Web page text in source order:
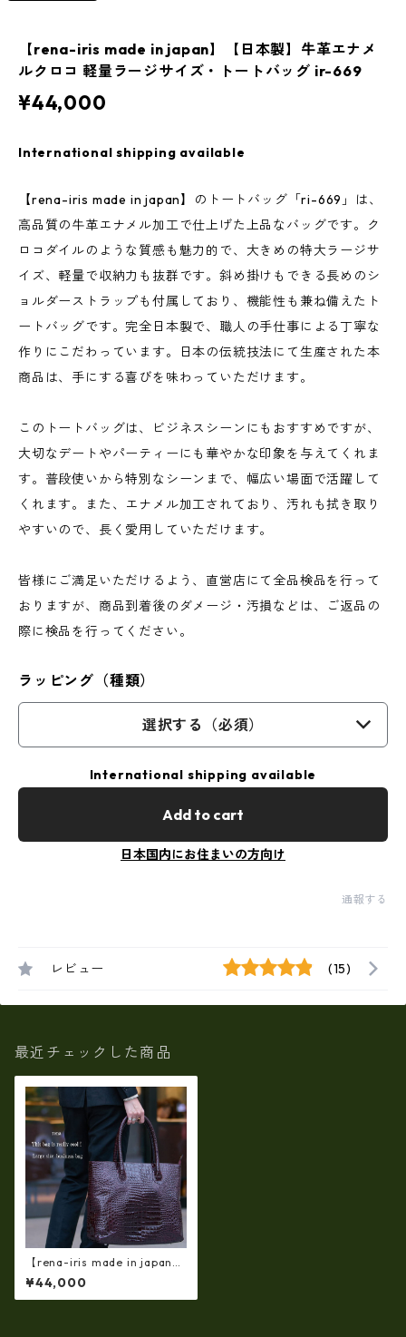
【rena-iris made in japan】【日本製】牛革エナメ
ルクロコ 軽量ラージサイズ・トートバッグ ir-669
¥44,000
International shipping available
【rena-iris made in japan】のトートバッグ「ri-669」は、
高品質の牛革エナメル加工で仕上げた上品なバッグです。ク
ロコダイルのような質感も魅力的で、大きめの特大ラージサ
イズ、軽量で収納力も抜群です。斜め掛けもできる長めのシ
ョルダーストラップも付属しており、機能性も兼ね備えたト
ートバッグです。完全日本製で、職人の手仕事による丁寧な
作りにこだわっています。日本の伝統技法にて生産された本
商品は、手にする喜びを味わっていただけます。
このトートバッグは、ビジネスシーンにもおすすめですが、
大切なデートやパーティーにも華やかな印象を与えてくれま
す。普段使いから特別なシーンまで、幅広い場面で活躍して
くれます。また、エナメル加工されており、汚れも拭き取り
やすいので、長く愛用していただけます。
皆様にご満足いただけるよう、直営店にて全品検品を行って
おりますが、商品到着後のダメージ・汚損などは、ご返品の
際に検品を行ってください。
ラッピング（種類）
選択する（必須）
International shipping available
Add to cart
日本国内にお住まいの方向け
通報する
レビュー (15)
最近チェックした商品
【rena-iris made in japan】
【日本製】牛革エナメルクロ
コ 軽量ラージサイズ・トート
バッグ ir-669
¥44,000